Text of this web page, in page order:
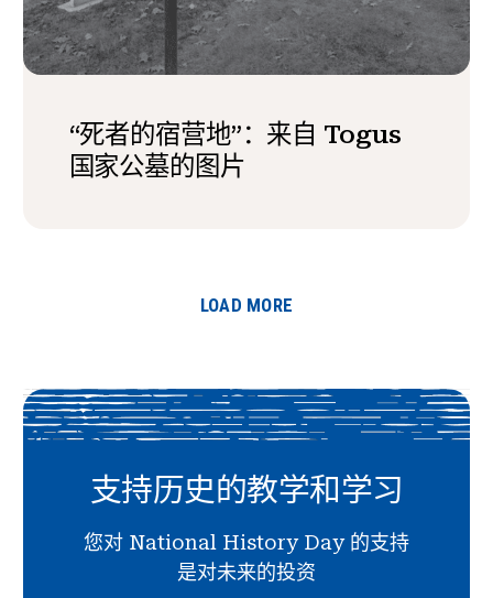
“死者的宿营地”：来自 Togus
国家公墓的图片
LOAD MORE
支持历史的教学和学习
您对 National History Day 的支持
是对未来的投资